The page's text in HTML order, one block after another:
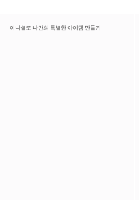
이니셜로 나만의 특별한 아이템 만들기